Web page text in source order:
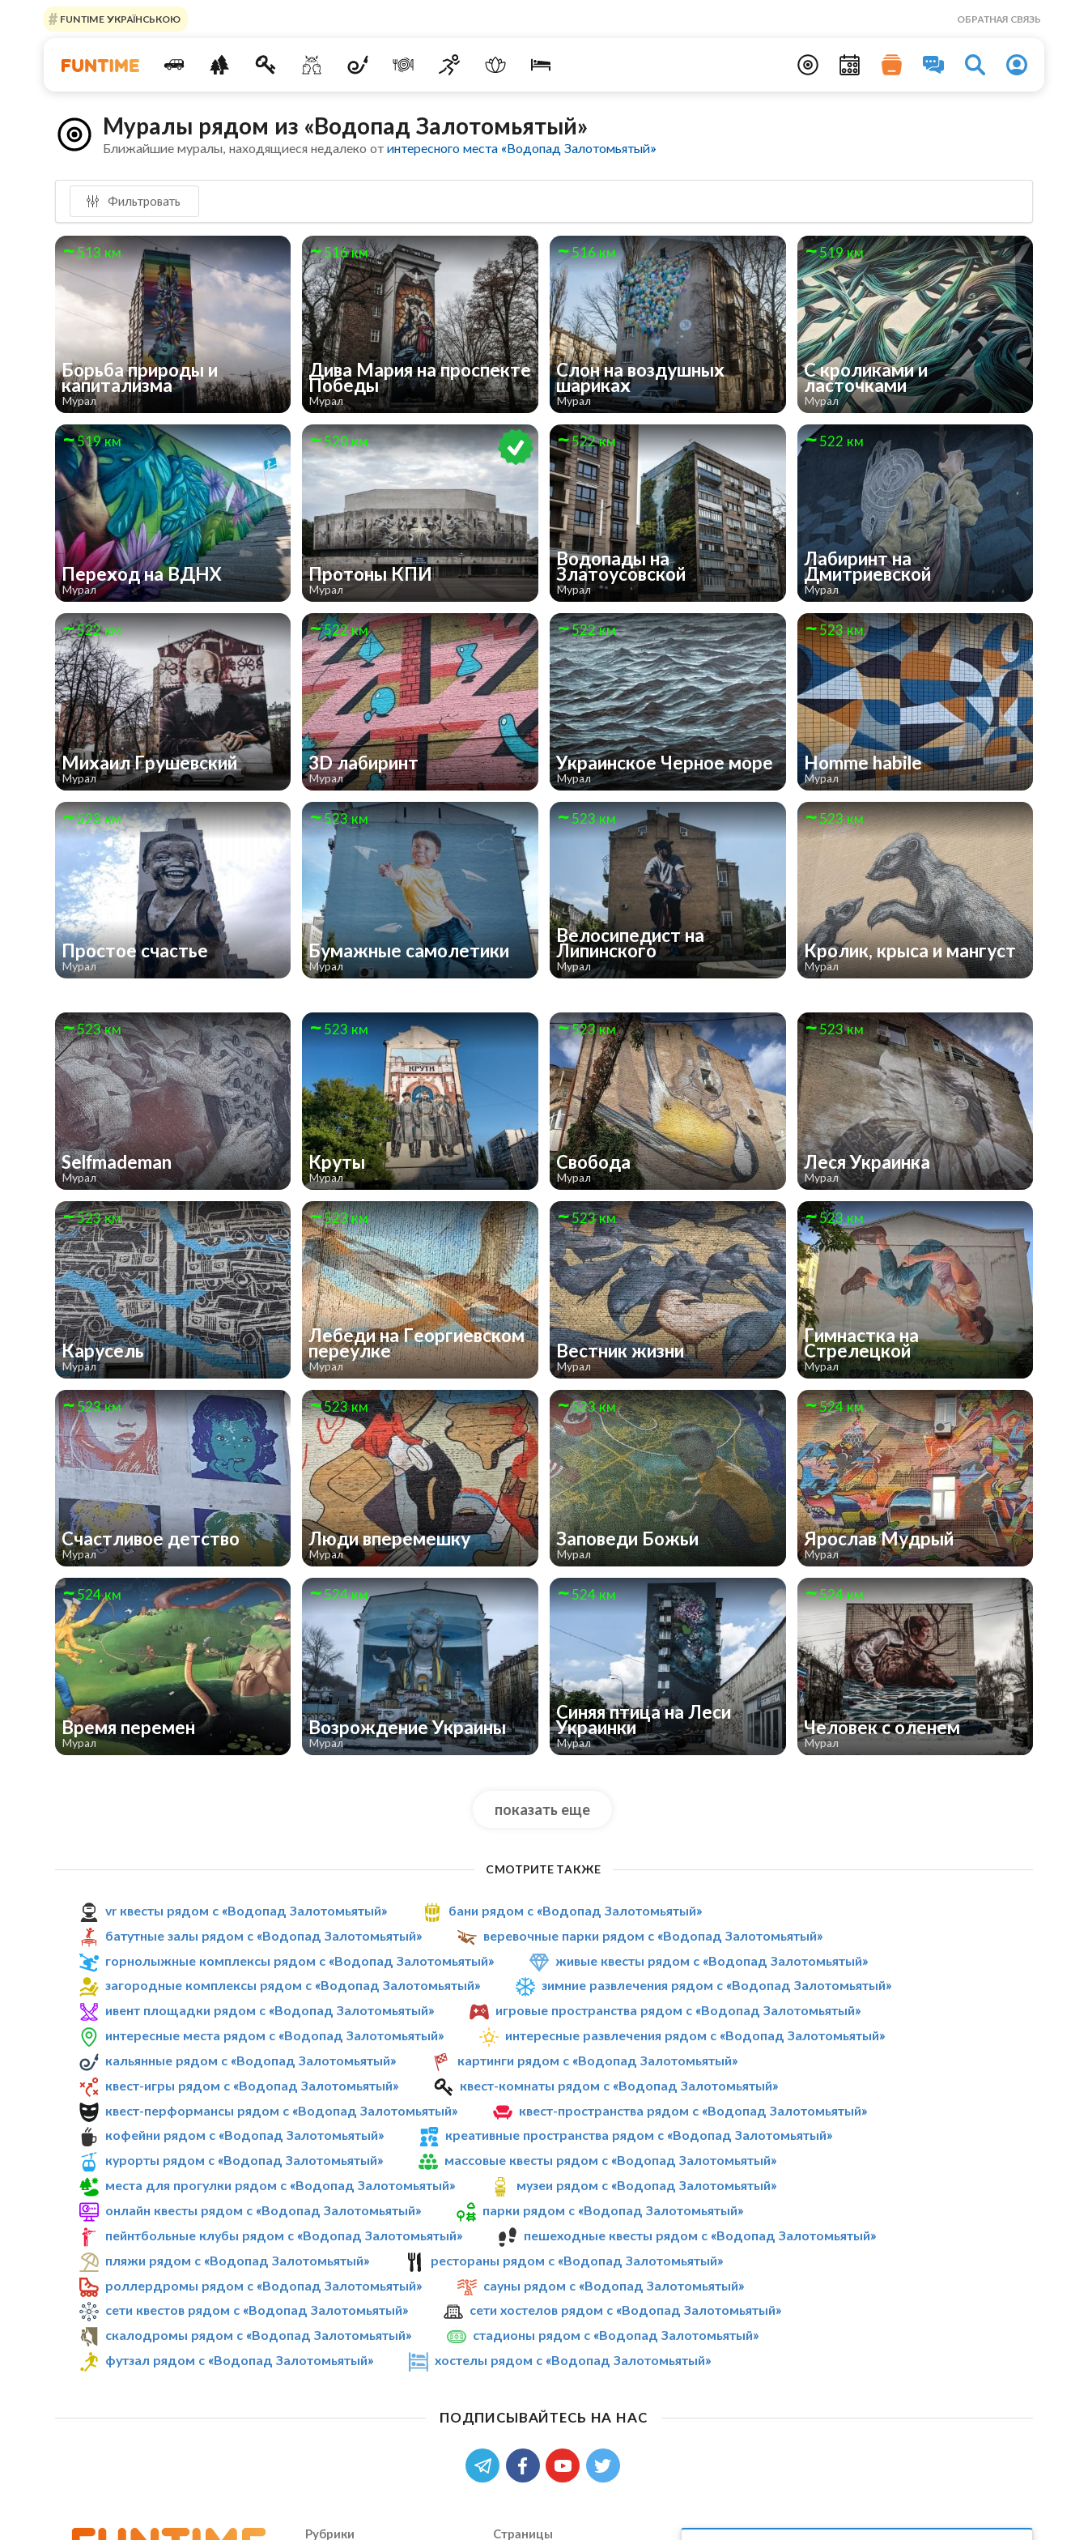
FUNTIME УКРАЇНСЬКОЮ ОБРАТНАЯ СВЯЗЬ
Муралы рядом из «Водопад Залотомьятый»
Ближайшие муралы, находящиеся недалеко отинтересного места «Водопад Залотомьятый»
Фильтровать
513 км
Борьба природы и
капитализма
Мурал
516 км
Дива Мария на проспекте
Победы
Мурал
516 км
Слон на воздушных
шариках
Мурал
519 км
С кроликами и
ласточками
Мурал
519 км
Переход на ВДНХ
Мурал
520 км
Протоны КПИ
Мурал
522 км
Водопады на
Златоусовской
Мурал
522 км
Лабиринт на
Дмитриевской
Мурал
522 км
Михаил Грушевский
Мурал
522 км
3D лабиринт
Мурал
522 км
Украинское Черное море
Мурал
523 км
Homme habile
Мурал
523 км
Простое счастье
Мурал
523 км
Бумажные самолетики
Мурал
523 км
Велосипедист на
Липинского
Мурал
523 км
Кролик, крыса и мангуст
Мурал
523 км
Selfmademan
Мурал
523 км
Круты
Мурал
523 км
Свобода
Мурал
523 км
Леся Украинка
Мурал
523 км
Карусель
Мурал
523 км
Лебеди на Георгиевском
переулке
Мурал
523 км
Вестник жизни
Мурал
523 км
Гимнастка на
Стрелецкой
Мурал
523 км
Счастливое детство
Мурал
523 км
Люди вперемешку
Мурал
523 км
Заповеди Божьи
Мурал
524 км
Ярослав Мудрый
Мурал
524 км
Время перемен
Мурал
524 км
Возрождение Украины
Мурал
524 км
Синяя птица на Леси
Украинки
Мурал
524 км
Человек с оленем
Мурал
показать еще
СМОТРИТЕ ТАКЖЕ
vr квесты рядом с «Водопад Залотомьятый»
бани рядом с «Водопад Залотомьятый»
батутные залы рядом с «Водопад Залотомьятый»
веревочные парки рядом с «Водопад Залотомьятый»
горнолыжные комплексы рядом с «Водопад Залотомьятый»
живые квесты рядом с «Водопад Залотомьятый»
загородные комплексы рядом с «Водопад Залотомьятый»
зимние развлечения рядом с «Водопад Залотомьятый»
ивент площадки рядом с «Водопад Залотомьятый»
игровые пространства рядом с «Водопад Залотомьятый»
интересные места рядом с «Водопад Залотомьятый»
интересные развлечения рядом с «Водопад Залотомьятый»
кальянные рядом с «Водопад Залотомьятый»
картинги рядом с «Водопад Залотомьятый»
квест-игры рядом с «Водопад Залотомьятый»
квест-комнаты рядом с «Водопад Залотомьятый»
квест-перформансы рядом с «Водопад Залотомьятый»
квест-пространства рядом с «Водопад Залотомьятый»
кофейни рядом с «Водопад Залотомьятый»
креативные пространства рядом с «Водопад Залотомьятый»
курорты рядом с «Водопад Залотомьятый»
массовые квесты рядом с «Водопад Залотомьятый»
места для прогулки рядом с «Водопад Залотомьятый»
музеи рядом с «Водопад Залотомьятый»
онлайн квесты рядом с «Водопад Залотомьятый»
парки рядом с «Водопад Залотомьятый»
пейнтбольные клубы рядом с «Водопад Залотомьятый»
пешеходные квесты рядом с «Водопад Залотомьятый»
пляжи рядом с «Водопад Залотомьятый»
рестораны рядом с «Водопад Залотомьятый»
роллердромы рядом с «Водопад Залотомьятый»
сауны рядом с «Водопад Залотомьятый»
сети квестов рядом с «Водопад Залотомьятый»
сети хостелов рядом с «Водопад Залотомьятый»
скалодромы рядом с «Водопад Залотомьятый»
стадионы рядом с «Водопад Залотомьятый»
футзал рядом с «Водопад Залотомьятый»
хостелы рядом с «Водопад Залотомьятый»
ПОДПИСЫВАЙТЕСЬ НА НАС
Рубрики Страницы